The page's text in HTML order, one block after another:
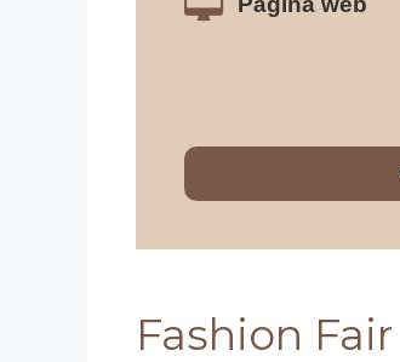
Fashion Fair